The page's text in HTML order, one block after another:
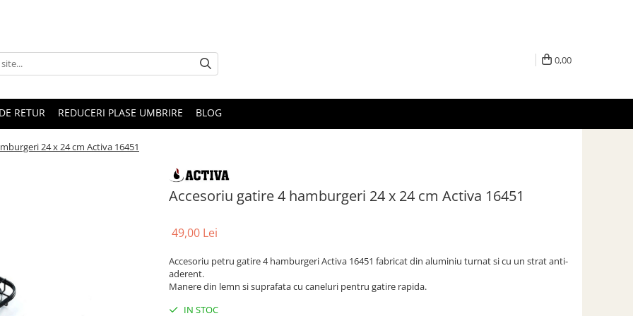
0,00
RETUR REDUCERI PLASE UMBRIRE BLOG
24 x 24 cm Activa 16451
Accesoriu gatire 4 hamburgeri 24 x 24 cm Activa 16451
49,00 Lei
Accesoriu petru gatire 4 hamburgeri Activa 16451 fabricat din aluminiu turnat si cu un strat anti-
aderent.
Manere din lemn si suprafata cu caneluri pentru gatire rapida.
IN STOC